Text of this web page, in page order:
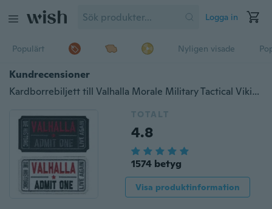
Logga in
Populärt Nyligen visade
Kundrecensioner
Kardborrebiljett till Valhalla Morale Military Tactical Vikings Mad Max Patch
TOTALT
4.8
1574 betyg
Visa produktinformation